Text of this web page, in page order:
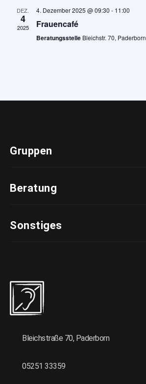
DEZ.
4
2025
4. Dezember 2025 @ 09:30 - 11:00
Frauencafé
Beratungsstelle Bleichstr. 70, Paderborn
Gruppen
Beratung
Sonstiges
Bleichstraße 70, Paderborn
05251 33359